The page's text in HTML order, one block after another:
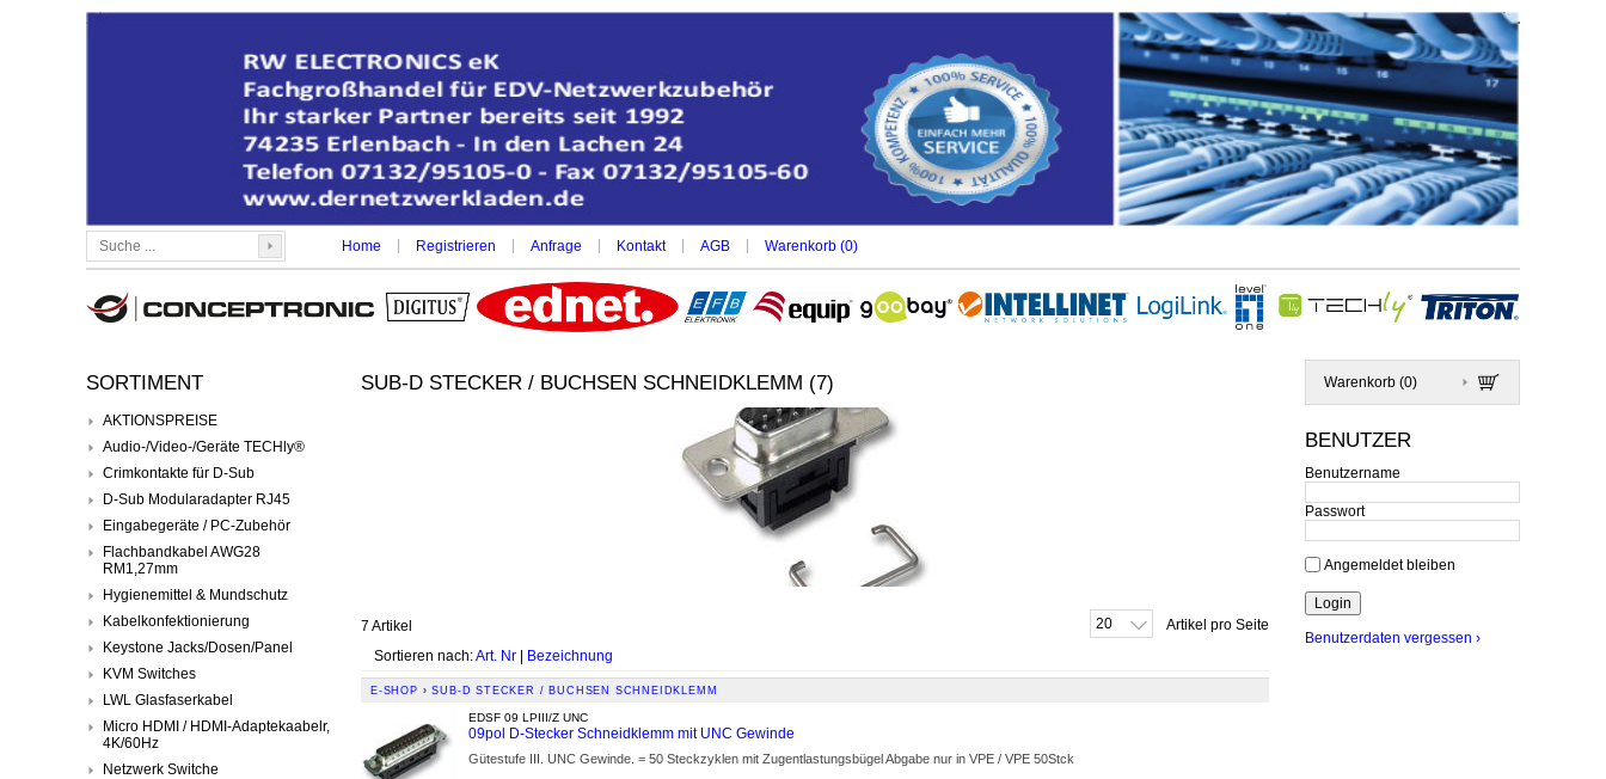
Home Registrieren Anfrage Kontakt AGB Warenkorb (0)
Warenkorb (0)
BENUTZER
Benutzername
Passwort
Angemeldet bleiben
Benutzerdaten vergessen ›
SORTIMENT
AKTIONSPREISE
Audio-/Video-/Geräte TECHly®
Crimkontakte für D-Sub
D-Sub Modularadapter RJ45
Eingabegeräte / PC-Zubehör
Flachbandkabel AWG28
RM1,27mm
Hygienemittel & Mundschutz
Kabelkonfektionierung
Keystone Jacks/Dosen/Panel
KVM Switches
LWL Glasfaserkabel
Micro HDMI / HDMI-Adaptekaabelr,
4K/60Hz
Netzwerk Switche
SUB-D STECKER / BUCHSEN SCHNEIDKLEMM (7)
7 Artikel 20
Artikel pro Seite
Sortieren nach:Art. Nr | Bezeichnung
E-SHOP › SUB-D STECKER / BUCHSEN SCHNEIDKLEMM
EDSF 09 LPIII/Z UNC
09pol D-Stecker Schneidklemm mit UNC Gewinde
Gütestufe III. UNC Gewinde. = 50 Steckzyklen mit Zugentlastungsbügel Abgabe nur in VPE / VPE 50Stck